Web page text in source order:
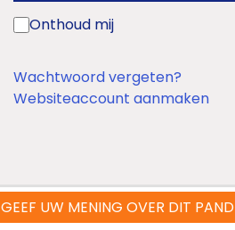
Onthoud mij
Wachtwoord vergeten?
Websiteaccount aanmaken
GEEF UW MENING OVER DIT PAND